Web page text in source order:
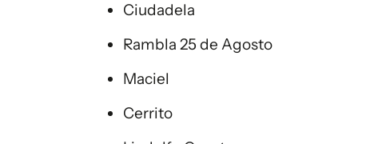
Ciudadela
Rambla 25 de Agosto
Maciel
Cerrito